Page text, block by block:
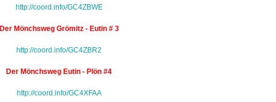
http://coord.info/GC4ZBWE
Der Mönchsweg Grömitz - Eutin # 3
http://coord.info/GC4ZBR2
Der Mönchsweg Eutin - Plön #4
http://coord.info/GC4XFAA